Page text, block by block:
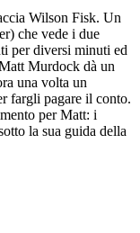
Wilson Fisk. Un
che vede i due
per diversi minuti ed
Murdock dà un
una volta un
fargli pagare il conto.
per Matt: i
la sua guida della